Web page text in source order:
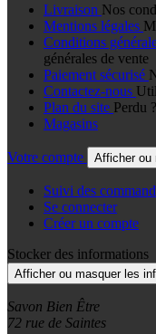
Livraison Nos
Mentions légales
Conditions
générales de vente
Paiement sécurisé
Contactez-nous
Plan du site Perdu
Magasins
Votre compte Afficher ou
Suivi des
Se connecter
Créer un compte
Stocker des informations
Afficher ou masquer les
Savon Bien Être
72 rue de Saintes